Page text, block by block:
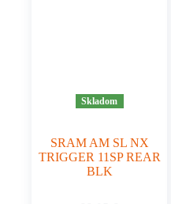
Skladom
SRAM AM SL NX
TRIGGER 11SP REAR
BLK